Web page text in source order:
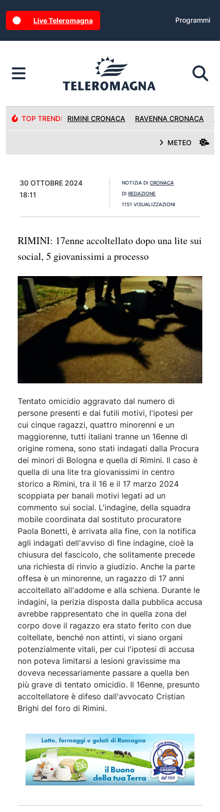
Live Teleromagna Programmi
TOP TREND: RIMINI CRONACA RAVENNA CRONACA
METEO
30 OTTOBRE 2024
18:11
NOTIZIA DI CRONACA
DI REDAZIONE
1151 VISUALIZZAZIONI
RIMINI: 17enne accoltellato dopo una lite sui
social, 5 giovanissimi a processo
Tentato omicidio aggravato dal numero di
persone presenti e dai futili motivi, l'ipotesi per
cui cinque ragazzi, quattro minorenni e un
maggiorenne, tutti italiani tranne un 16enne di
origine romena, sono stati indagati dalla Procura
dei minori di Bologna e quella di Rimini. Il caso è
quella di una lite tra giovanissimi in centro
storico a Rimini, tra il 16 e il 17 marzo 2024
scoppiata per banali motivi legati ad un
commento sui social. L'indagine, della squadra
mobile coordinata dal sostituto procuratore
Paola Bonetti, è arrivata alla fine, con la notifica
agli indagati dell'avviso di fine indagine, cioè la
chiusura del fascicolo, che solitamente precede
una richiesta di rinvio a giudizio. Anche la parte
offesa è un minorenne, un ragazzo di 17 anni
accoltellato all'addome e alla schiena. Durante le
indagini, la perizia disposta dalla pubblica accusa
avrebbe rappresentato che in quella zona del
corpo dove il ragazzo era stato ferito con due
coltellate, benché non attinti, vi siano organi
potenzialmente vitali, per cui l'ipotesi di accusa
non poteva limitarsi a lesioni gravissime ma
doveva necessariamente passare a quella ben
più grave di tentato omicidio. Il 16enne, presunto
accoltellatore è difeso dall'avvocato Cristian
Brighi del foro di Rimini.